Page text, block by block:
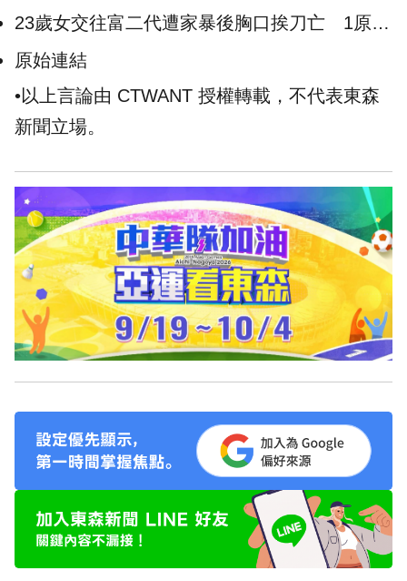
盒大王」
23歲女交往富二代遭家暴後胸口挨刀亡 1原因
法院判男友無罪！家屬崩潰
原始連結
•以上言論由 CTWANT 授權轉載，不代表東森
新聞立場。